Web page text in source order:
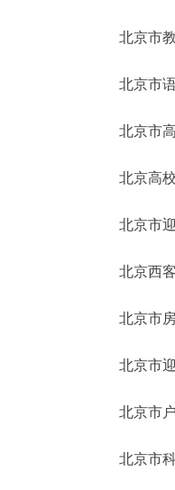
北京市教
北京市语
北京市高
北京高校
北京市迎
北京西客
北京市房
北京市迎
北京市户
北京市科